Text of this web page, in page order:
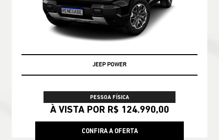
JEEP POWER
PESSOA FÍSICA
À VISTA POR R$ 124.990,00
CONFIRA A OFERTA